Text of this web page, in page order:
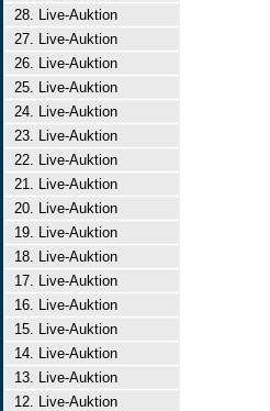
28. Live-Auktion
27. Live-Auktion
26. Live-Auktion
25. Live-Auktion
24. Live-Auktion
23. Live-Auktion
22. Live-Auktion
21. Live-Auktion
20. Live-Auktion
19. Live-Auktion
18. Live-Auktion
17. Live-Auktion
16. Live-Auktion
15. Live-Auktion
14. Live-Auktion
13. Live-Auktion
12. Live-Auktion